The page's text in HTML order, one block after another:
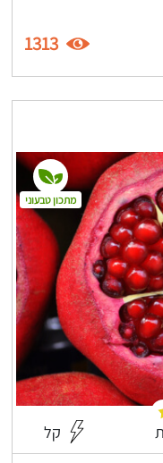
1313
קל
מתכון טבעוני